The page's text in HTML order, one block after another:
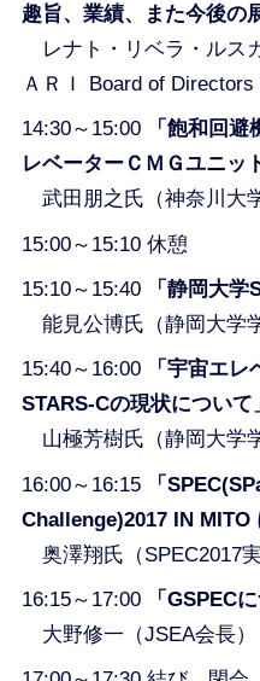
趣旨、業績、また今後の
レナト・リベラ・ルス
ＡＲＩ Board of Directors
14:30～15:00
「飽和回
レベーターＣＭＧユニッ
武田朋之氏（神奈川大
15:00～15:10 休憩
15:10～15:40「静岡大学
能見公博氏（静岡大学
15:40～16:00
「宇宙エ
STARS-Cの現状について
山極芳樹氏（静岡大学
16:00～16:15「
Challenge)2017 IN MITO
奥澤翔氏（SPEC2017実
16:15～17:00
「GSPEC
大野修一（JSEA会長）